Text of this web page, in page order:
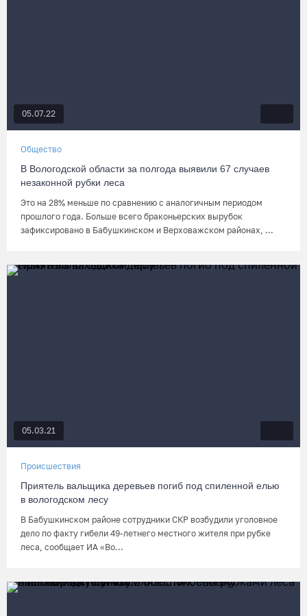
05.07.22
Общество
В Вологодской области за полгода выявили 67 случаев
незаконной рубки леса
Это на 28% меньше по сравнению с аналогичным периодом
прошлого года. Больше всего браконьерских вырубок
зафиксировано в Бабушкинском и Верховажском районах, ...
05.03.21
Происшествия
Приятель вальщика деревьев погиб под спиленной елью
в вологодском лесу
В Бабушкинском районе сотрудники СКР возбудили уголовное
дело по факту гибели 49-летнего местного жителя при рубке
леса, сообщает ИА «Во...